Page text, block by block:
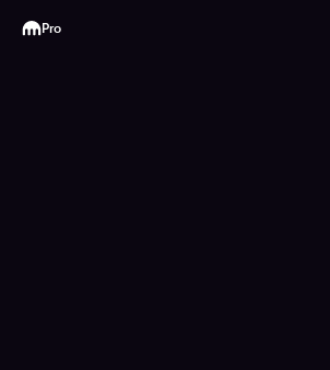
Kraken
Pro